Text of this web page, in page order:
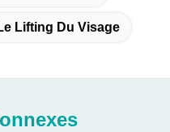
Lifting Du Visage